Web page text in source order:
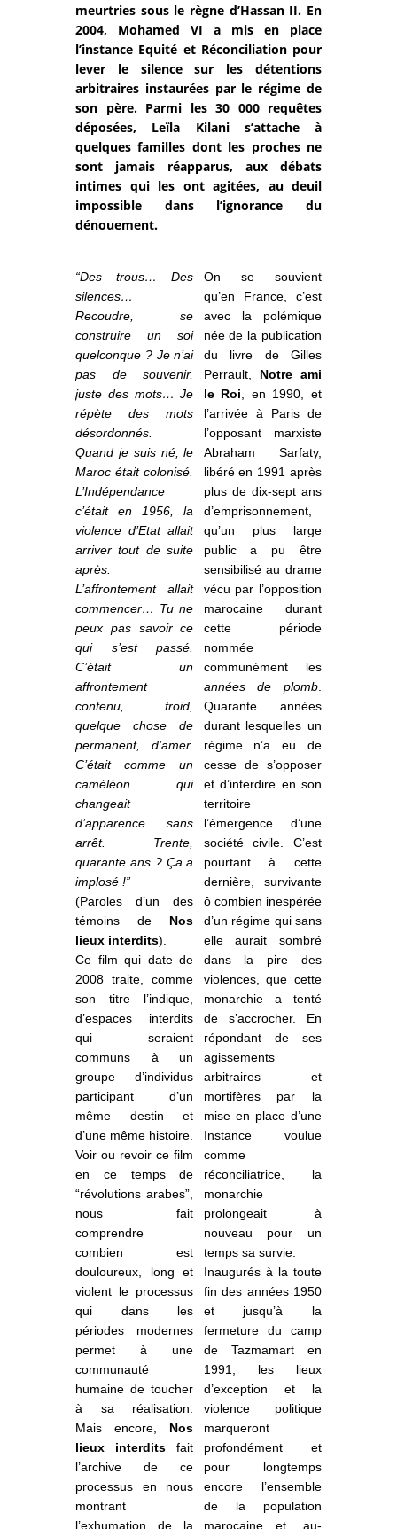
meurtries sous le règne d’Hassan II. En
2004, Mohamed VI a mis en place
l’instance Equité et Réconciliation pour
lever le silence sur les détentions
arbitraires instaurées par le régime de
son père. Parmi les 30 000 requêtes
déposées, Leïla Kilani s’attache à
quelques familles dont les proches ne
sont jamais réapparus, aux débats
intimes qui les ont agitées, au deuil
impossible dans l’ignorance du
dénouement.
“Des trous… Des
silences…
Recoudre, se
construire un soi
quelconque ? Je n’ai
pas de souvenir,
juste des mots… Je
répète des mots
désordonnés.
Quand je suis né, le
Maroc était colonisé.
L’Indépendance
c’était en 1956, la
violence d’Etat allait
arriver tout de suite
après.
L’affrontement allait
commencer… Tu ne
peux pas savoir ce
qui s’est passé.
C’était un
affrontement
contenu, froid,
quelque chose de
permanent, d’amer.
C’était comme un
caméléon qui
changeait
d’apparence sans
arrêt. Trente,
quarante ans ? Ça a
implosé !”
(Paroles d’un des
témoins de Nos
lieux interdits).
Ce film qui date de
2008 traite, comme
son titre l’indique,
d’espaces interdits
qui seraient
communs à un
groupe d’individus
participant d’un
même destin et
d’une même histoire.
Voir ou revoir ce film
en ce temps de
“révolutions arabes”,
nous fait
comprendre
combien est
douloureux, long et
violent le processus
qui dans les
périodes modernes
permet à une
communauté
humaine de toucher
à sa réalisation.
Mais encore, Nos
lieux interdits
fait
l’archive de ce
processus en nous
montrant
l’exhumation de la
On se souvient
qu’en France, c’est
avec la polémique
née de la publication
du livre de Gilles
Perrault, Notre ami
le Roi , en 1990, et
l’arrivée à Paris de
l’opposant marxiste
Abraham Sarfaty,
libéré en 1991 après
plus de dix-sept ans
d’emprisonnement,
qu’un plus large
public a pu être
sensibilisé au drame
vécu par l’opposition
marocaine durant
cette période
nommée
communément les
années de plomb
Quarante années
durant lesquelles un
régime n’a eu de
cesse de s’opposer
et d’interdire en son
territoire
l’émergence d’une
société civile. C’est
pourtant à cette
dernière, survivante
ô combien inespérée
d’un régime qui sans
elle aurait sombré
dans la pire des
violences, que cette
monarchie a tenté
de s’accrocher. En
répondant de ses
agissements
arbitraires et
mortifères par la
mise en place d’une
Instance voulue
comme
réconciliatrice, la
monarchie
prolongeait à
nouveau pour un
temps sa survie.
Inaugurés à la toute
fin des années 1950
et jusqu’à la
fermeture du camp
de Tazmamart en
1991, les lieux
d’exception et la
violence politique
marqueront
profondément et
pour longtemps
encore l’ensemble
de la population
marocaine et, au-